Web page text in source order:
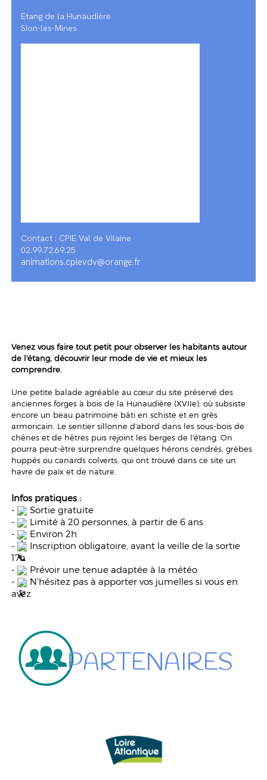
Etang de la Hunaudière
Sion-les-Mines
Contact : CPIE Val de Vilaine
02.99.72.69.25
animations.cpievdv@orange.fr
Venez vous faire tout petit pour observer les habitants autour
de l'étang, découvrir leur mode de vie et mieux les
comprendre.
Une petite balade agréable au cœur du site préservé des
anciennes forges à bois de la Hunaudière (XVIIe), où subsiste
encore un beau patrimoine bâti en schiste et en grès
armoricain. Le sentier sillonne d'abord dans les sous-bois de
chênes et de hêtres puis rejoint les berges de l'étang. On
pourra peut-être surprendre quelques hérons cendrés, grèbes
huppés ou canards colverts, qui ont trouvé dans ce site un
havre de paix et de nature.
Infos pratiques :
-
Sortie gratuite
-
Limité à 20 personnes, à partir de 6 ans
-
Environ 2h
-
Inscription obligatoire, avant la veille de la sortie
17h
-
Prévoir une tenue adaptée à la météo
-
N'hésitez pas à apporter vos jumelles si vous en
avez
PARTENAIRES